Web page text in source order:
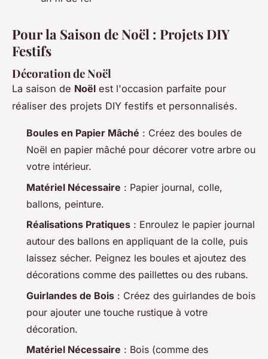
Pour la Saison de Noël : Projets DIY
Festifs
Décoration de Noël
La saison de Noël est l'occasion parfaite pour
réaliser des projets DIY festifs et personnalisés.
Boules en Papier Mâché : Créez des boules de
Noël en papier mâché pour décorer votre arbre ou
votre intérieur.
Matériel Nécessaire : Papier journal, colle,
ballons, peinture.
Réalisations Pratiques : Enroulez le papier journal
autour des ballons en appliquant de la colle, puis
laissez sécher. Peignez les boules et ajoutez des
décorations comme des paillettes ou des rubans.
Guirlandes de Bois : Créez des guirlandes de bois
pour ajouter une touche rustique à votre
décoration.
Matériel Nécessaire : Bois (comme des